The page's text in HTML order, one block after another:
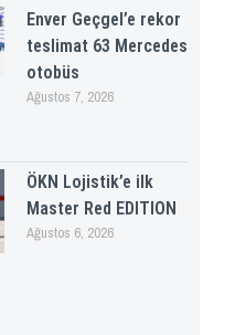
Enver Geçgel’e rekor
teslimat 63 Mercedes
otobüs
Ağustos 7, 2026
ÖKN Lojistik’e ilk
Master Red EDITION
Ağustos 6, 2026